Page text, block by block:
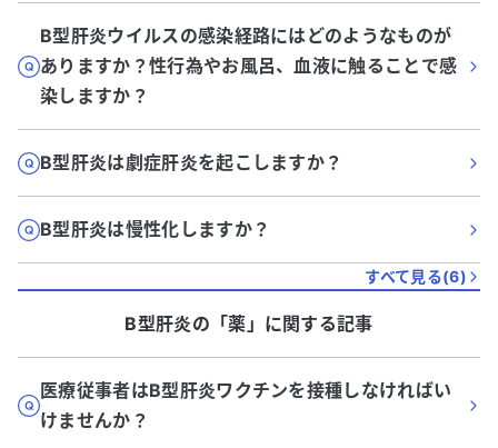
B型肝炎ウイルスの感染経路にはどのようなものが
ありますか？性行為やお風呂、血液に触ることで感
染しますか？
B型肝炎は劇症肝炎を起こしますか？
B型肝炎は慢性化しますか？
すべて見る(6)
B型肝炎の「薬 」に関する記事
医療従事者はB型肝炎ワクチンを接種しなければい
けませんか？